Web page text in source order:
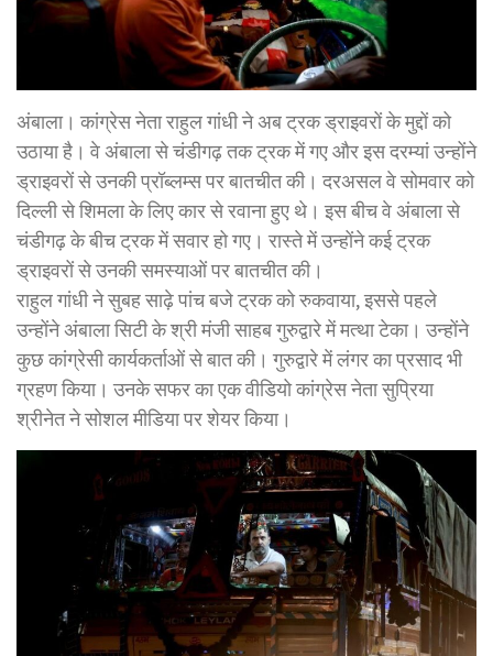
अंबाला। कांग्रेस नेता राहुल गांधी ने अब ट्रक ड्राइवरों के मुद्दों को
उठाया है। वे अंबाला से चंडीगढ़ तक ट्रक में गए और इस दरम्यां उन्होंने
ड्राइवरों से उनकी प्रॉब्लम्स पर बातचीत की। दरअसल वे सोमवार को
दिल्ली से शिमला के लिए कार से रवाना हुए थे। इस बीच वे अंबाला से
चंडीगढ़ के बीच ट्रक में सवार हो गए। रास्ते में उन्होंने कई ट्रक
ड्राइवरों से उनकी समस्याओं पर बातचीत की।
राहुल गांधी ने सुबह साढ़े पांच बजे ट्रक को रुकवाया, इससे पहले
उन्होंने अंबाला सिटी के श्री मंजी साहब गुरुद्वारे में मत्था टेका। उन्होंने
कुछ कांग्रेसी कार्यकर्ताओं से बात की। गुरुद्वारे में लंगर का प्रसाद भी
ग्रहण किया। उनके सफर का एक वीडियो कांग्रेस नेता सुप्रिया
श्रीनेत ने सोशल मीडिया पर शेयर किया।